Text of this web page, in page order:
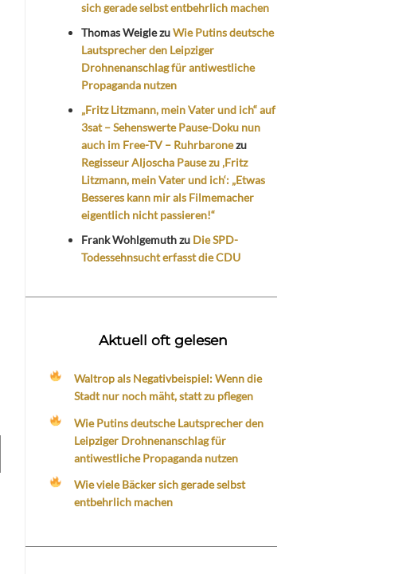
sich gerade selbst entbehrlich machen
Thomas WeiglezuWie Putins deutsche
Lautsprecher den Leipziger
Drohnenanschlag für antiwestliche
Propaganda nutzen
„Fritz Litzmann, mein Vater und ich“ auf
3sat – Sehenswerte Pause-Doku nun
auch im Free-TV – Ruhrbaronezu
Regisseur Aljoscha Pause zu ‚Fritz
Litzmann, mein Vater und ich‘: „Etwas
Besseres kann mir als Filmemacher
eigentlich nicht passieren!“
Frank Wohlgemuthzu Die SPD-
Todessehnsucht erfasst die CDU
Aktuell oft gelesen
Waltrop als Negativbeispiel: Wenn die
Stadt nur noch mäht, statt zu pflegen
Wie Putins deutsche Lautsprecher den
Leipziger Drohnenanschlag für
antiwestliche Propaganda nutzen
Wie viele Bäcker sich gerade selbst
entbehrlich machen